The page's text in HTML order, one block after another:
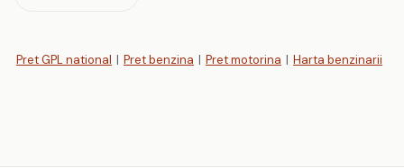
Pret GPL national | Pret benzina | Pret motorina | Harta benzinarii